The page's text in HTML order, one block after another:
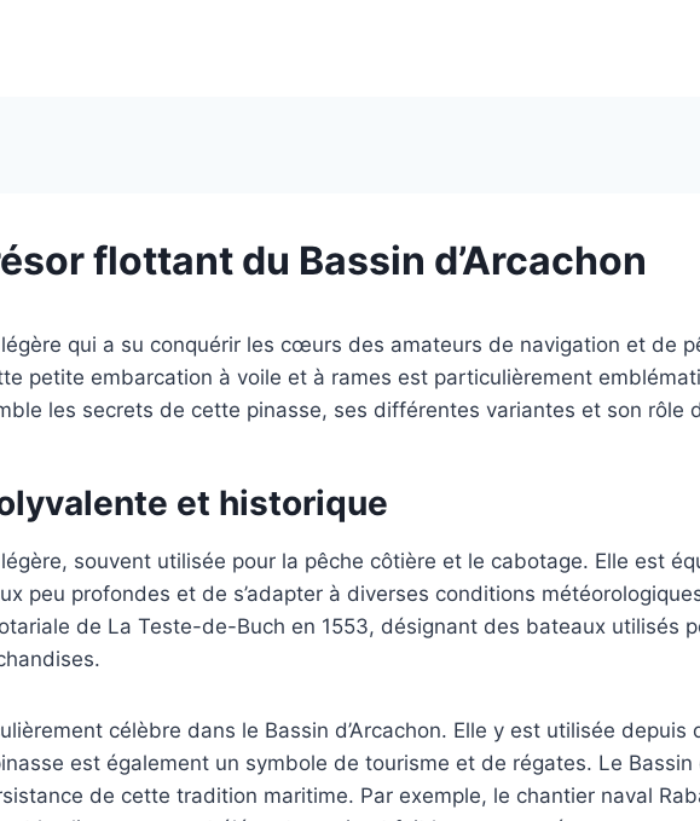
flottant du Bassin d’Arcachon
qui a su conquérir les cœurs des amateurs de navigation et de
petite embarcation à voile et à rames est particulièrement
les secrets de cette pinasse, ses différentes variantes et son rôle
et historique
souvent utilisée pour la pêche côtière et le cabotage. Elle est
peu profondes et de s’adapter à diverses conditions
de La Teste-de-Buch en 1553, désignant des bateaux utilisés
célèbre dans le Bassin d’Arcachon. Elle y est utilisée
est également un symbole de tourisme et de régates. Le
de cette tradition maritime. Par exemple, le chantier naval